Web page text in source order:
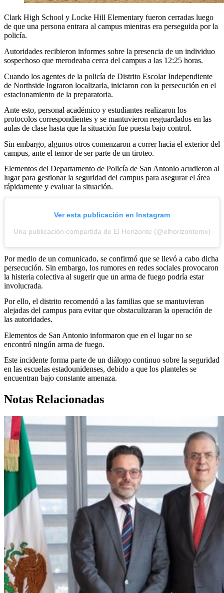
Clark High School y Locke Hill Elementary fueron cerradas luego
de que una persona entrara al campus mientras era perseguida por la
policía.
Autoridades recibieron informes sobre la presencia de un individuo
sospechoso que merodeaba cerca del campus a las 12:25 horas.
Cuando los agentes de la policía de Distrito Escolar Independiente
de Northside lograron localizarla, iniciaron con la persecución en el
estacionamiento de la preparatoria.
Ante esto, personal académico y estudiantes realizaron los
protocolos correspondientes y se mantuvieron resguardados en las
aulas de clase hasta que la situación fue puesta bajo control.
Sin embargo, algunos otros comenzaron a correr hacia el exterior del
campus, ante el temor de ser parte de un tiroteo.
Elementos del Departamento de Policía de San Antonio acudieron al
lugar para gestionar la seguridad del campus para asegurar el área
rápidamente y evaluar la situación.
Ver esta publicación en Instagram
Una publicación compartida de El Horizonte (@elhorizontemx)
Por medio de un comunicado, se confirmó que se llevó a cabo dicha
persecución. Sin embargo, los rumores en redes sociales provocaron
la histeria colectiva al sugerir que un arma de fuego podría estar
involucrada.
Por ello, el distrito recomendó a las familias que se mantuvieran
alejadas del campus para evitar que obstaculizaran la operación de
las autoridades.
Elementos de San Antonio informaron que en el lugar no se
encontró ningún arma de fuego.
Este incidente forma parte de un diálogo continuo sobre la seguridad
en las escuelas estadounidenses, debido a que los planteles se
encuentran bajo constante amenaza.
Notas Relacionadas